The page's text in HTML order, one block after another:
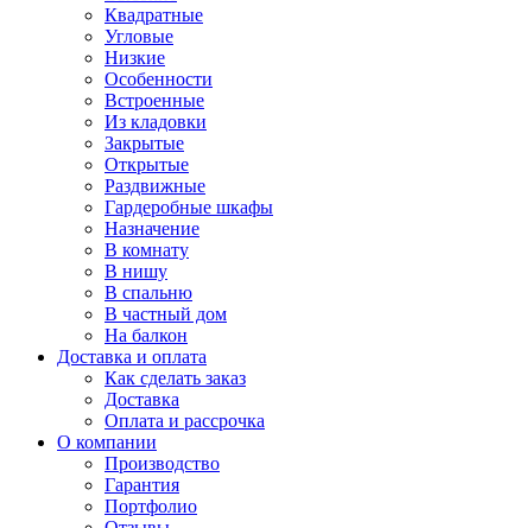
Квадратные
Угловые
Низкие
Особенности
Встроенные
Из кладовки
Закрытые
Открытые
Раздвижные
Гардеробные шкафы
Назначение
В комнату
В нишу
В спальню
В частный дом
На балкон
Доставка и оплата
Как сделать заказ
Доставка
Оплата и рассрочка
О компании
Производство
Гарантия
Портфолио